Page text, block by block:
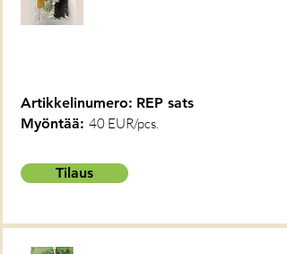
Artikkelinumero: REP sats
Myöntää: 40 EUR/pcs.
Tilaus